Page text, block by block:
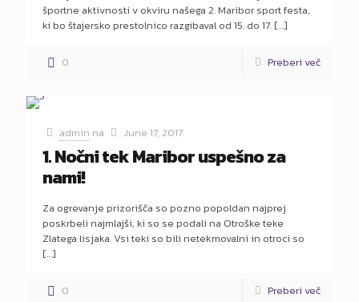
športne aktivnosti v okviru našega 2. Maribor sport festa,
ki bo štajersko prestolnico razgibaval od 15. do 17. […]
0 Preberi več
admin na June 17, 2017
1. Nočni tek Maribor uspešno za
nami!
Za ogrevanje prizorišča so pozno popoldan najprej
poskrbeli najmlajši, ki so se podali na Otroške teke
Zlatega lisjaka. Vsi teki so bili netekmovalni in otroci so
[…]
0 Preberi več